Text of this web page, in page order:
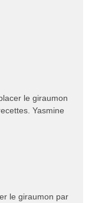
le giraumon
Yasmine
le giraumon par